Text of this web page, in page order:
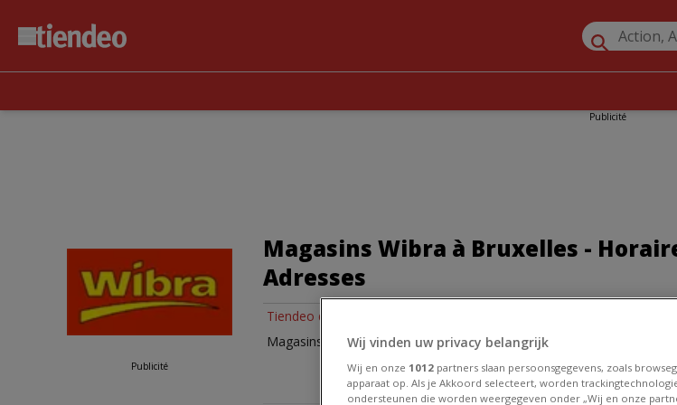
Publicité
Magasins Wibra à Bruxelles -
Adresses
Tiendeo dans Bruxelles Promos Vêtements, Chaussures et
Magasins de Wibra à Bruxelles
Publicité
Wij vinden uw privacy belangrijk
Wij en onze 1012 partners slaan persoonsgegevens, zoals
apparaat op. Als je Akkoord selecteert, worden
ondersteunen die worden weergegeven onder „Wij en onze